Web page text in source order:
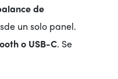
de
un solo panel.
o USB-C. Se